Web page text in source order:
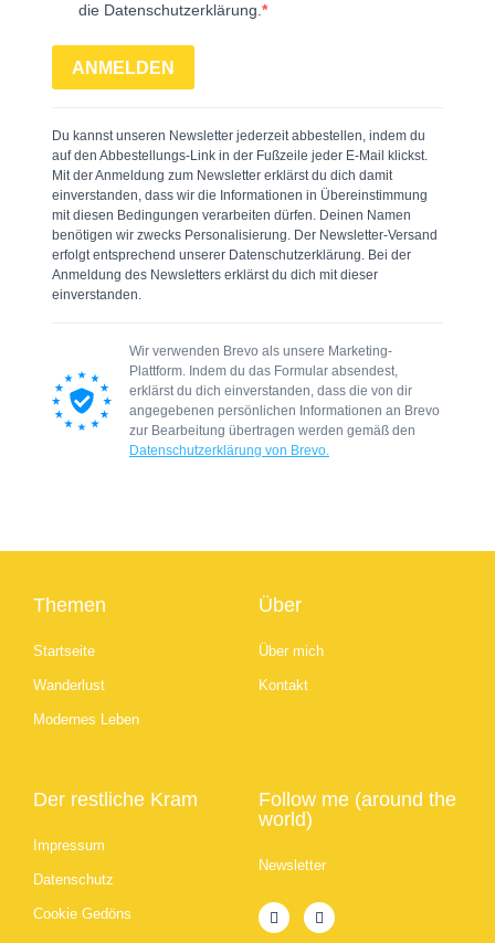
die Datenschutzerklärung.
ANMELDEN
Du kannst unseren Newsletter jederzeit abbestellen, indem du
auf den Abbestellungs-Link in der Fußzeile jeder E-Mail klickst.
Mit der Anmeldung zum Newsletter erklärst du dich damit
einverstanden, dass wir die Informationen in Übereinstimmung
mit diesen Bedingungen verarbeiten dürfen. Deinen Namen
benötigen wir zwecks Personalisierung. Der Newsletter-Versand
erfolgt entsprechend unserer Datenschutzerklärung. Bei der
Anmeldung des Newsletters erklärst du dich mit dieser
einverstanden.
Wir verwenden Brevo als unsere Marketing-
Plattform. Indem du das Formular absendest,
erklärst du dich einverstanden, dass die von dir
angegebenen persönlichen Informationen an Brevo
zur Bearbeitung übertragen werden gemäß den
Datenschutzerklärung von Brevo.
Themen
Startseite
Wanderlust
Modernes Leben
Über
Über mich
Kontakt
Der restliche Kram
Impressum
Datenschutz
Cookie Gedöns
Follow me (around the
world)
Newsletter